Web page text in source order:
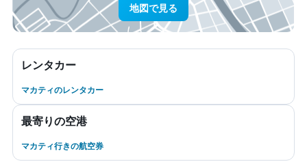
地図で見る
レンタカー
マカティのレンタカー
最寄りの空港
マカティ行きの航空券